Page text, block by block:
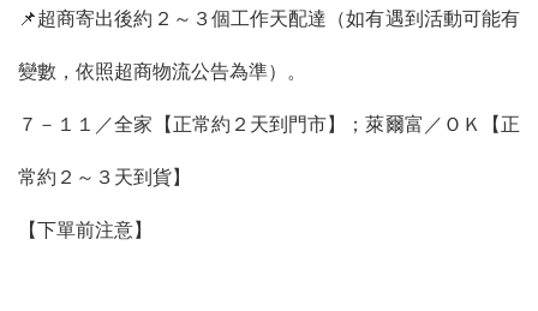
📌超商寄出後約２～３個工作天配達（如有遇到活動可能有
變數，依照超商物流公告為準）。
７－１１／全家【正常約２天到門市】；萊爾富／ＯＫ【正
常約２～３天到貨】
【下單前注意】